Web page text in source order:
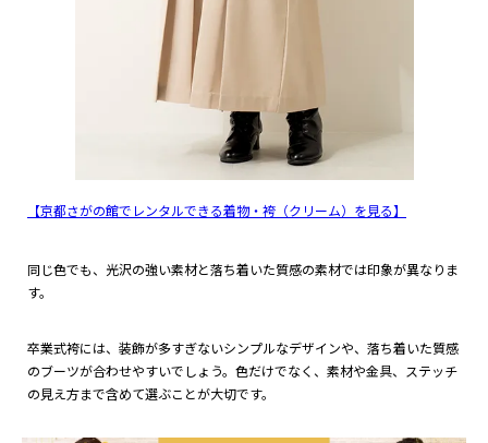
【京都さがの館でレンタルできる着物・袴（クリーム）を見る】
同じ色でも、光沢の強い素材と落ち着いた質感の素材では印象が異なりま
す。
卒業式袴には、装飾が多すぎないシンプルなデザインや、落ち着いた質感
のブーツが合わせやすいでしょう。色だけでなく、素材や金具、ステッチ
の見え方まで含めて選ぶことが大切です。